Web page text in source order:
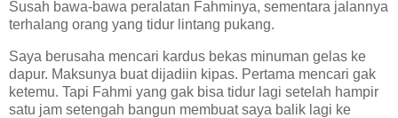
Susah bawa-bawa peralatan Fahminya, sementara jalannya
terhalang orang yang tidur lintang pukang.
Saya berusaha mencari kardus bekas minuman gelas ke
dapur. Maksunya buat dijadiin kipas. Pertama mencari gak
ketemu. Tapi Fahmi yang gak bisa tidur lagi setelah hampir
satu jam setengah bangun membuat saya balik lagi ke